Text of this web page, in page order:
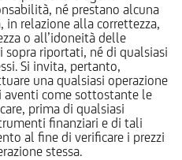
né prestano alcuna
relazione alla correttezza,
o all’idoneità delle
riportati, né di qualsiasi
Si invita, pertanto,
una qualsiasi operazione
come sottostante le
prima di qualsiasi
finanziari e di tali
al fine di verificare i prezzi
stessa.